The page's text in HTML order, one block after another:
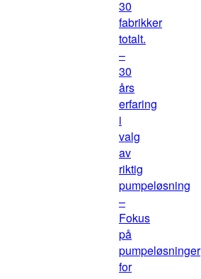
30
fabrikker
totalt.
–
30
års
erfaring
i
valg
av
riktig
pumpeløsning
–
Fokus
på
pumpeløsninger
for